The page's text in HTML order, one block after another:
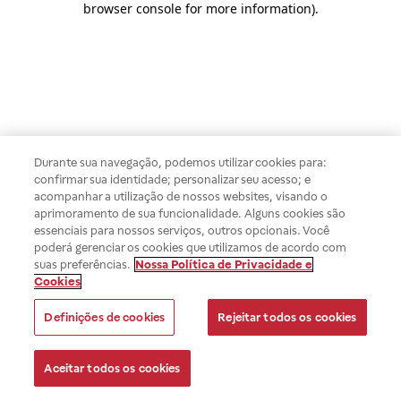
browser console for more information).
Durante sua navegação, podemos utilizar cookies para:
confirmar sua identidade; personalizar seu acesso; e
acompanhar a utilização de nossos websites, visando o
aprimoramento de sua funcionalidade. Alguns cookies são
essenciais para nossos serviços, outros opcionais. Você
poderá gerenciar os cookies que utilizamos de acordo com
suas preferências. Nossa Política de Privacidade e
Cookies
Definições de cookies Rejeitar todos os cookies
Aceitar todos os cookies